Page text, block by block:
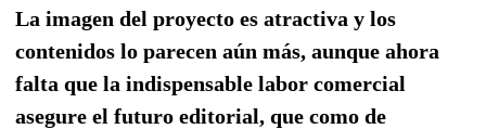
La imagen del proyecto es atractiva y los
contenidos lo parecen aún más, aunque ahora
falta que la indispensable labor comercial
asegure el futuro editorial, que como de